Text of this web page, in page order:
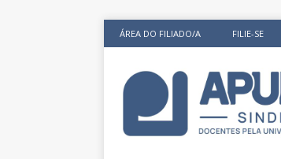
ÁREA DO FILIADO/A FILIE-SE